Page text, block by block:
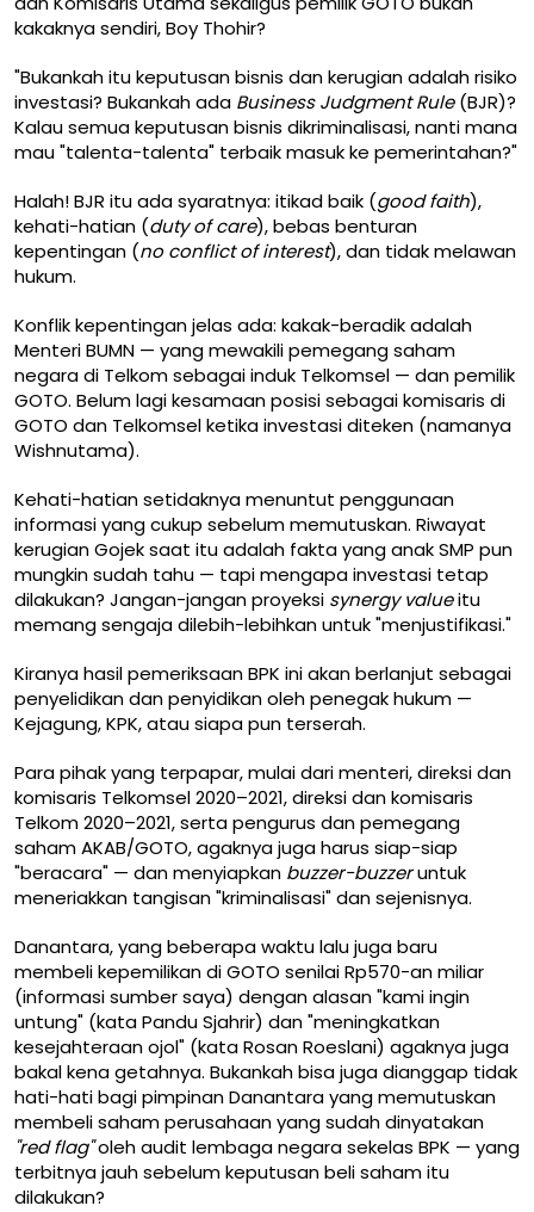
kakaknya sendiri, Boy Thohir?
"Bukankah itu keputusan bisnis dan kerugian adalah risiko
investasi? Bukankah ada Business Judgment Rule(BJR)?
Kalau semua keputusan bisnis dikriminalisasi, nanti mana
mau "talenta-talenta" terbaik masuk ke pemerintahan?"
Halah! BJR itu ada syaratnya: itikad baik (good faith),
kehati-hatian (duty of care), bebas benturan
kepentingan (no conflict of interest), dan tidak melawan
hukum.
Konflik kepentingan jelas ada: kakak-beradik adalah
Menteri BUMN — yang mewakili pemegang saham
negara di Telkom sebagai induk Telkomsel — dan pemilik
GOTO. Belum lagi kesamaan posisi sebagai komisaris di
GOTO dan Telkomsel ketika investasi diteken (namanya
Wishnutama).
Kehati-hatian setidaknya menuntut penggunaan
informasi yang cukup sebelum memutuskan. Riwayat
kerugian Gojek saat itu adalah fakta yang anak SMP pun
mungkin sudah tahu — tapi mengapa investasi tetap
dilakukan? Jangan-jangan proyeksi synergy valueitu
memang sengaja dilebih-lebihkan untuk "menjustifikasi."
Kiranya hasil pemeriksaan BPK ini akan berlanjut sebagai
penyelidikan dan penyidikan oleh penegak hukum —
Kejagung, KPK, atau siapa pun terserah.
Para pihak yang terpapar, mulai dari menteri, direksi dan
komisaris Telkomsel 2020–2021, direksi dan komisaris
Telkom 2020–2021, serta pengurus dan pemegang
saham AKAB/GOTO, agaknya juga harus siap-siap
"beracara" — dan menyiapkan buzzer-buzzeruntuk
meneriakkan tangisan "kriminalisasi" dan sejenisnya.
Danantara, yang beberapa waktu lalu juga baru
membeli kepemilikan di GOTO senilai Rp570-an miliar
(informasi sumber saya) dengan alasan "kami ingin
untung" (kata Pandu Sjahrir) dan "meningkatkan
kesejahteraan ojol" (kata Rosan Roeslani) agaknya juga
bakal kena getahnya. Bukankah bisa juga dianggap tidak
hati-hati bagi pimpinan Danantara yang memutuskan
membeli saham perusahaan yang sudah dinyatakan
"red flag"oleh audit lembaga negara sekelas BPK — yang
terbitnya jauh sebelum keputusan beli saham itu
dilakukan?